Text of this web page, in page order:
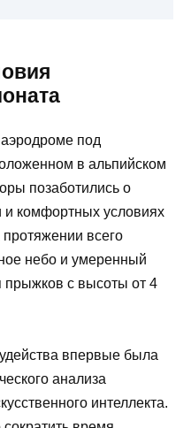
под
в альпийском
позаботились о
и комфортных условиях
всего
небо и умеренный
с высоты от 4
впервые была
анализа
интеллекта.